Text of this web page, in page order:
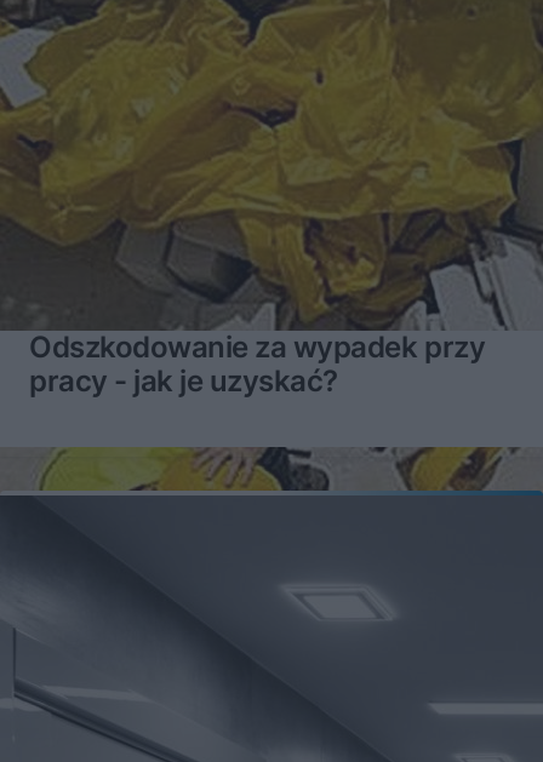
Odszkodowanie za wypadek przy
pracy - jak je uzyskać?